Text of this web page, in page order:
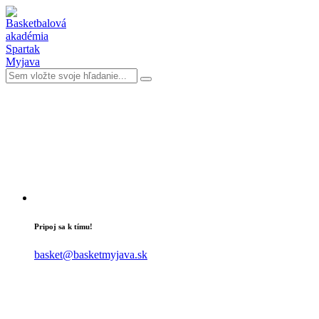
Pripoj sa k tímu!
basket@basketmyjava.sk